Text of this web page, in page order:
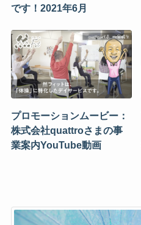
です！2021年6月
プロモーションムービー：
株式会社quattroさまの事
業案内YouTube動画